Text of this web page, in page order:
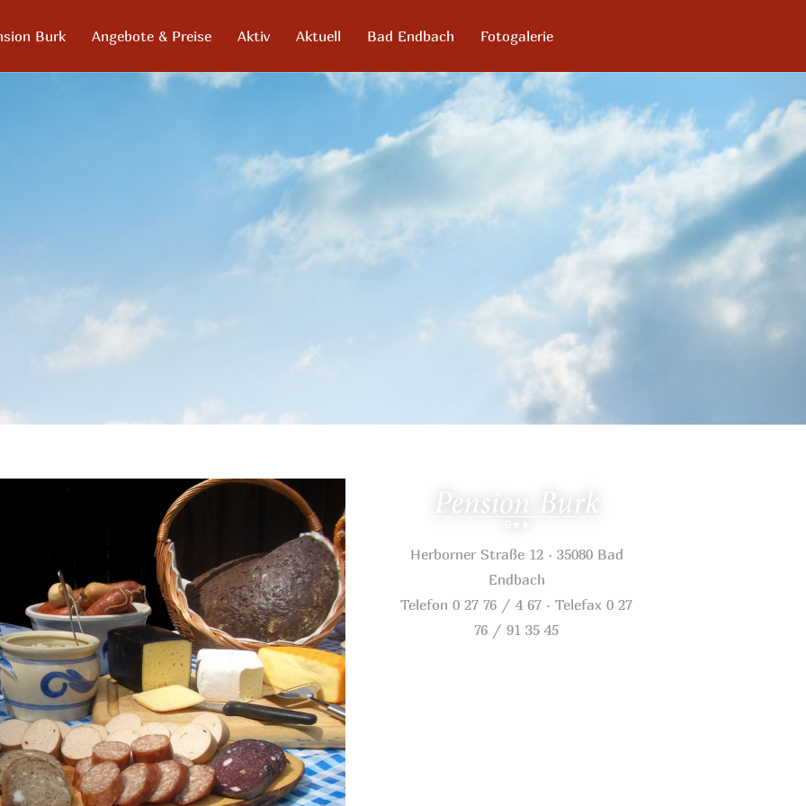
Burk Angebote & Preise Aktiv Aktuell Bad Endbach Fotogalerie
Herborner Straße 12 · 35080 Bad
Endbach
Telefon 0 27 76 / 4 67 · Telefax 0 27
76 / 91 35 45